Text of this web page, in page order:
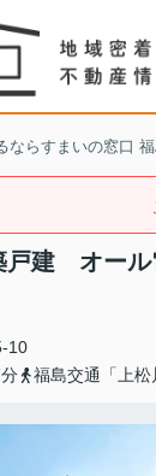
ならすまいの窓口
建 オール
10
福島交通「上